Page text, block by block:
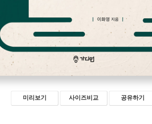
미리보기 사이즈비교 공유하기